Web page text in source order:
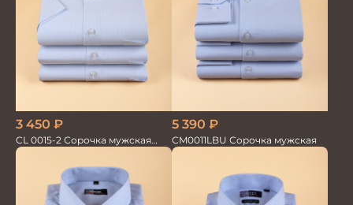
3 450 ₽
CL 0015-2 Сорочка мужская
короткий рукав
5 390 ₽
CM0011LBU Сорочка мужская